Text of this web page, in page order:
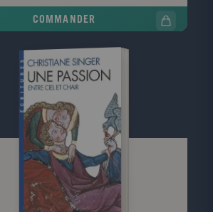
cathédrales de France, en particulier Notre-
convaincante, comment ce
pictural inscrit dans la pierre constitue en
initiation complète aux opérations
les plus poussées. Ce livre est l'un des
classiques de l'ésotérisme contemporain,
un puissant témoignage de la richesse et
de notre patrimoine culturel, du
Âge jusqu'au temps présent. Fulcanelli, d'une
ou d'une autre, est toujours vivant et son
nous interpelle, que l'on adhère ou
COMMANDER